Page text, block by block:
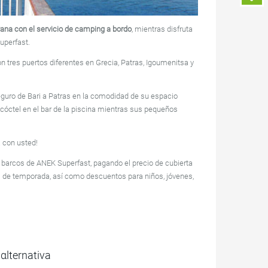
con el servicio de camping a bordo, mientras disfruta
tres puertos diferentes en Grecia, Patras, Igoumenitsa y
de Bari a Patras en la comodidad de su espacio
en el bar de la piscina mientras sus pequeños
con usted!
de ANEK Superfast, pagando el precio de cubierta
temporada, así como descuentos para niños, jóvenes,